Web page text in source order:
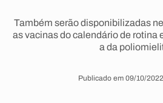
Também serão disponibilizadas
as vacinas do calendário de rotina
a da
Publicado em 09/10/